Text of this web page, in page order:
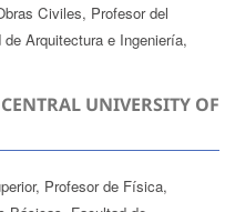
Civiles, Profesor del
Arquitectura e Ingeniería,
UNIVERSITY OF
Profesor de Física,